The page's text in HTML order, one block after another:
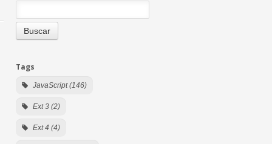
Tags
JavaScript (146)
Ext 3 (2)
Ext 4 (4)